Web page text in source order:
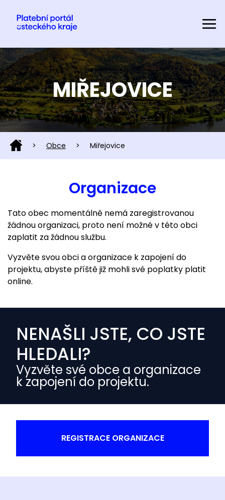
MIŘEJOVICE
> Obce > Miřejovice
Organizace
Tato obec momentálně nemá zaregistrovanou
žádnou organizaci, proto není možné v této obci
zaplatit za žádnou službu.
Vyzvěte svou obci a organizace k zapojení do
projektu, abyste příště již mohli své poplatky platit
online.
NENAŠLI JSTE, CO JSTE
HLEDALI?
Vyzvěte své obce a organizace
k zapojení do projektu.
REGISTRACE ORGANIZACE